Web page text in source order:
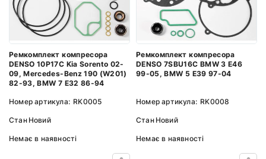
Ремкомплект компресора
DENSO 10P17C Kia Sorento 02-
09, Mercedes-Benz 190 (W201)
82-93, BMW 7 E32 86-94
Номер артикула: RK0005
Стан Новий
Немає в наявності
Ремкомплект компресора
DENSO 7SBU16C BMW 3 E46
99-05, BMW 5 E39 97-04
Номер артикула: RK0008
Стан Новий
Немає в наявності